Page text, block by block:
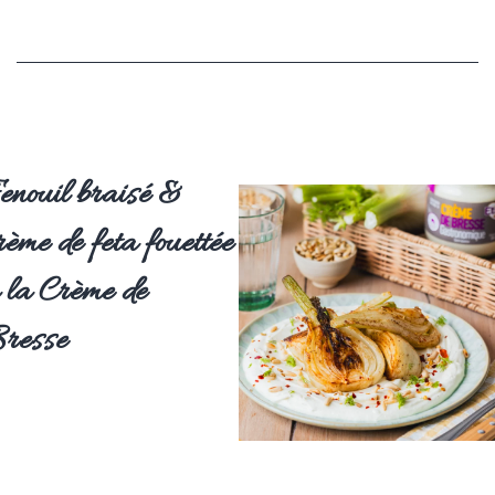
braisé &
de feta fouettée
Crème de